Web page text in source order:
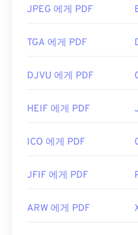
JPEG 에게 PDF
TGA 에게 PDF
DJVU 에게 PDF
HEIF 에게 PDF
ICO 에게 PDF
JFIF 에게 PDF
ARW 에게 PDF